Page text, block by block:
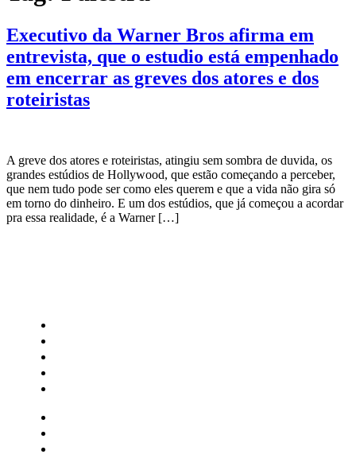
Executivo da Warner Bros afirma em
entrevista, que o estudio está empenhado
em encerrar as greves dos atores e dos
roteiristas
A greve dos atores e roteiristas, atingiu sem sombra de duvida, os
grandes estúdios de Hollywood, que estão começando a perceber,
que nem tudo pode ser como eles querem e que a vida não gira só
em torno do dinheiro. E um dos estúdios, que já começou a acordar
pra essa realidade, é a Warner […]